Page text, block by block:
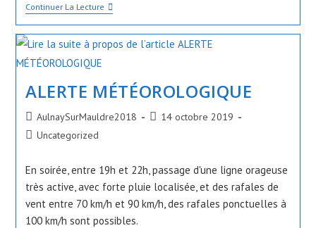
Continuer La LectureLa
Circulation
Sera
Interdite
Jour
Sur
La
Nationale
20
Octobre
2019
–
22h00
Au
ALERTE MÉTÉOROLOGIQUE
Auteur/autrice
de
AulnaySurMauldre2018
Publication
14 octobre 2019
PostUncategorized
En soirée, entre 19h et 22h, passage d'une ligne orageuse
très active, avec forte pluie localisée, et des rafales de
vent entre 70 km/h et 90 km/h, des rafales ponctuelles à
100 km/h sont possibles.